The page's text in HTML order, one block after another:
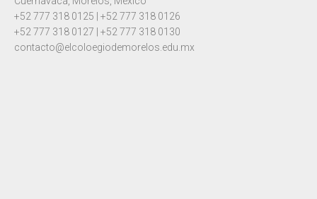
+52 777 318 0125 | +52 777 318 0126
+52 777 318 0127 | +52 777 318 0130
contacto@elcoloegiodemorelos.edu.mx